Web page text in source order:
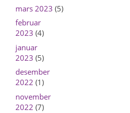
mars 2023 (5)
februar
2023 (4)
januar
2023 (5)
desember
2022 (1)
november
2022 (7)